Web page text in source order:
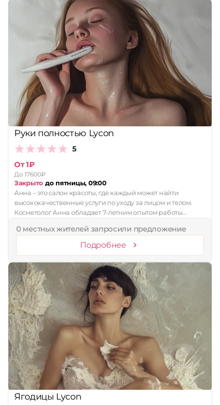
Руки полностью Lycon
5
От 1₽
До 17600₽
Закрыто до пятницы, 09:00
Анна – это салон красоты, где каждый может найти
высококачественные услуги по уходу за лицом и телом.
Косметолог Анна обладает 7-летним опытом работы…
0 местных жителей запросили предложение
Подробнее
Ягодицы Lycon